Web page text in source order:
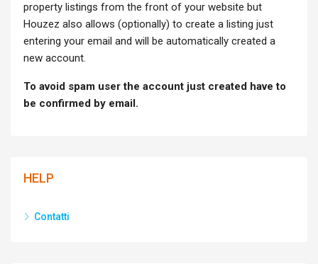
property listings from the front of your website but
Houzez also allows (optionally) to create a listing just
entering your email and will be automatically created a
new account.
To avoid spam user the account just created have to
be confirmed by email.
HELP
Contatti